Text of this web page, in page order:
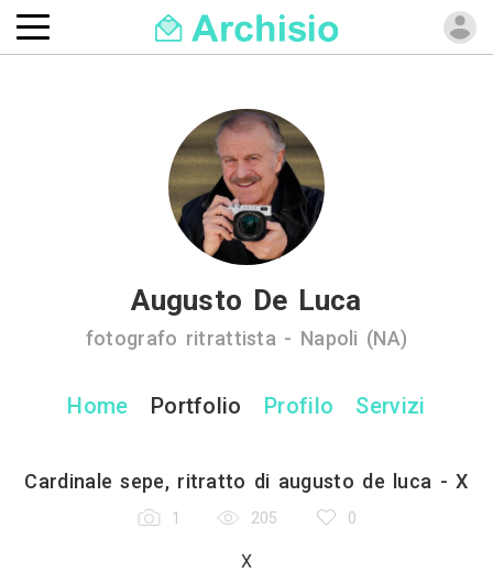
Augusto De Luca
fotografo ritrattista - Napoli (NA)
Home Portfolio Profilo Servizi
Cardinale sepe, ritratto di augusto de luca - X
1 205 0
X